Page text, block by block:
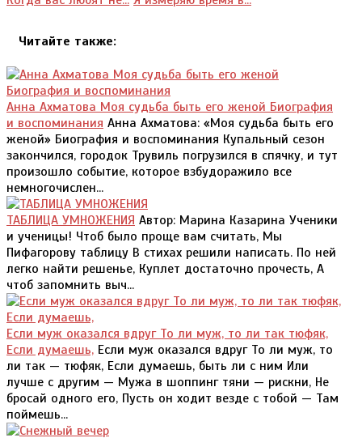
Читайте также:
Анна Ахматова Моя судьба быть его женой Биография
и воспоминания Анна Ахматова: «Моя судьба быть его
женой» Биография и воспоминания Купальный сезон
закончился, городок Трувиль погрузился в спячку, и тут
произошло событие, которое взбудоражило все
немногочислен...
ТАБЛИЦА УМНОЖЕНИЯ Автор: Марина Казарина Ученики
и ученицы! Чтоб было проще вам считать, Мы
Пифагорову таблицу В стихах решили написать. По ней
легко найти решенье, Куплет достаточно прочесть, А
чтоб запомнить выч...
Если муж оказался вдруг То ли муж, то ли так тюфяк,
Если думаешь, Если муж оказался вдруг То ли муж, то
ли так — тюфяк, Если думаешь, быть ли с ним Или
лучше с другим — Мужа в шоппинг тяни — рискни, Не
бросай одного его, Пусть он ходит везде с тобой — Там
поймешь...